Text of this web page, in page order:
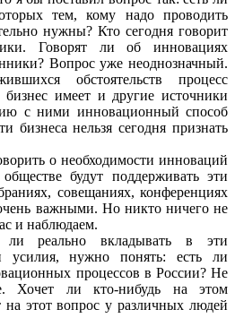
тем, кому надо проводить
нужны? Кто сегодня говорит
Говорят ли об инновациях
Вопрос уже неоднозначный.
обстоятельств процесс
бизнес имеет и другие источники
с ними инновационный способ
бизнеса нельзя сегодня признать
о необходимости инноваций
будут поддерживать эти
совещаниях, конференциях
важными. Но никто ничего не
и наблюдаем.
ли реально вкладывать в эти
усилия, нужно понять: есть ли
процессов в России? Не
Хочет ли кто-нибудь на этом
на этот вопрос у различных людей